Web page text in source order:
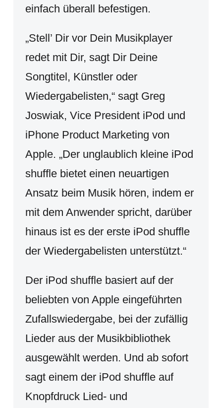
einfach überall befestigen.
„Stell’ Dir vor Dein Musikplayer
redet mit Dir, sagt Dir Deine
Songtitel, Künstler oder
Wiedergabelisten,“ sagt Greg
Joswiak, Vice President iPod und
iPhone Product Marketing von
Apple. „Der unglaublich kleine iPod
shuffle bietet einen neuartigen
Ansatz beim Musik hören, indem er
mit dem Anwender spricht, darüber
hinaus ist es der erste iPod shuffle
der Wiedergabelisten unterstützt.“
Der iPod shuffle basiert auf der
beliebten von Apple eingeführten
Zufallswiedergabe, bei der zufällig
Lieder aus der Musikbibliothek
ausgewählt werden. Und ab sofort
sagt einem der iPod shuffle auf
Knopfdruck Lied- und